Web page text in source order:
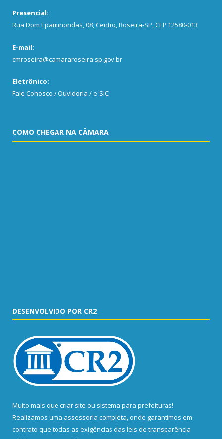
Presencial:
Rua Dom Epaminondas, 08, Centro, Roseira-SP, CEP 12580-013
E-mail:
cmroseira@camararoseira.sp.gov.br
Eletrônico:
Fale Conosco / Ouvidoria / e-SIC
COMO CHEGAR NA CÂMARA
DESENVOLVIDO POR CR2
Muito mais que criar site ou sistema para prefeituras!
Realizamos uma assessoria completa, onde garantimos em
contrato que todas as exigências das leis de transparência